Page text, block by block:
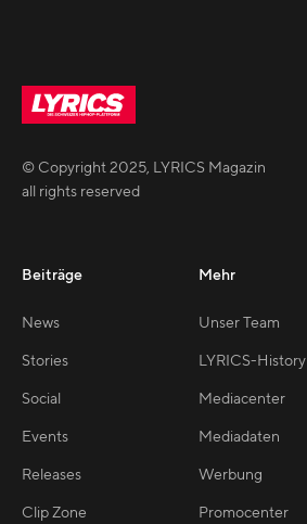
© Copyright2025, LYRICS Magazin
all rights reserved
Beiträge
News
Stories
Social
Events
Releases
Clip Zone
Mehr
Unser Team
LYRICS-History
Mediacenter
Mediadaten
Werbung
Promocenter